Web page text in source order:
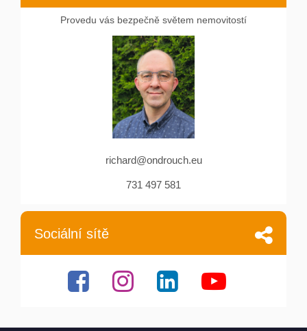
Provedu vás bezpečně světem nemovitostí
richard@ondrouch.eu
731 497 581
Sociální sítě